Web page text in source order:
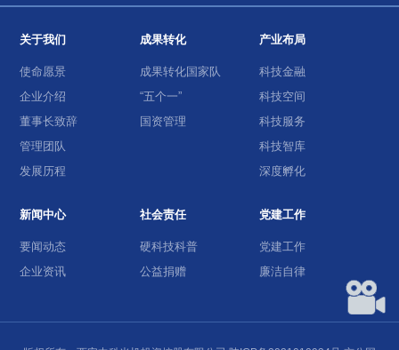
关于我们
使命愿景
企业介绍
董事长致辞
管理团队
发展历程
成果转化
成果转化国家队
“五个一”
国资管理
产业布局
科技金融
科技空间
科技服务
科技智库
深度孵化
新闻中心
要闻动态
企业资讯
社会责任
硬科技科普
公益捐赠
党建工作
党建工作
廉洁自律